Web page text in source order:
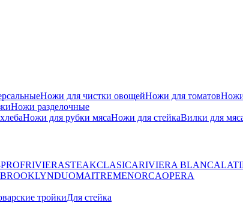
Ножи для чистки овощейНожи для томатовНожи
Ножи разделочные
Ножи для рубки мясаНожи для стейкаВилки для
RIVIERASTEAKCLASICARIVIERA BLANCA
BROOKLYNDUOMAITREMENORCAOPERA
тройкиДля стейка